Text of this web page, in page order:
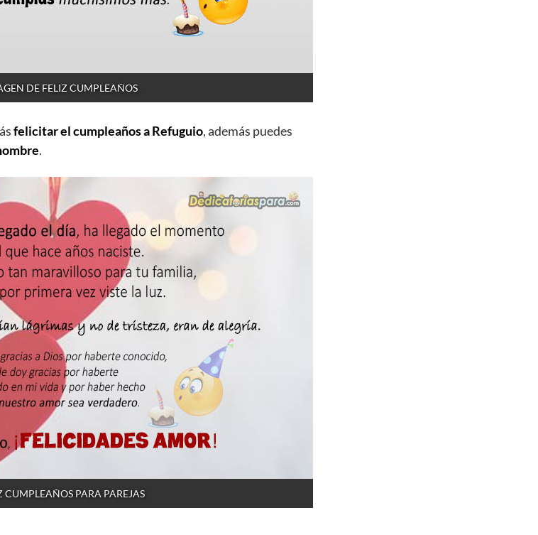
DE FELIZ CUMPLEAÑOS
felicitar el cumpleaños a Refuguio, además puedes
.
CUMPLEAÑOS PARA PAREJAS